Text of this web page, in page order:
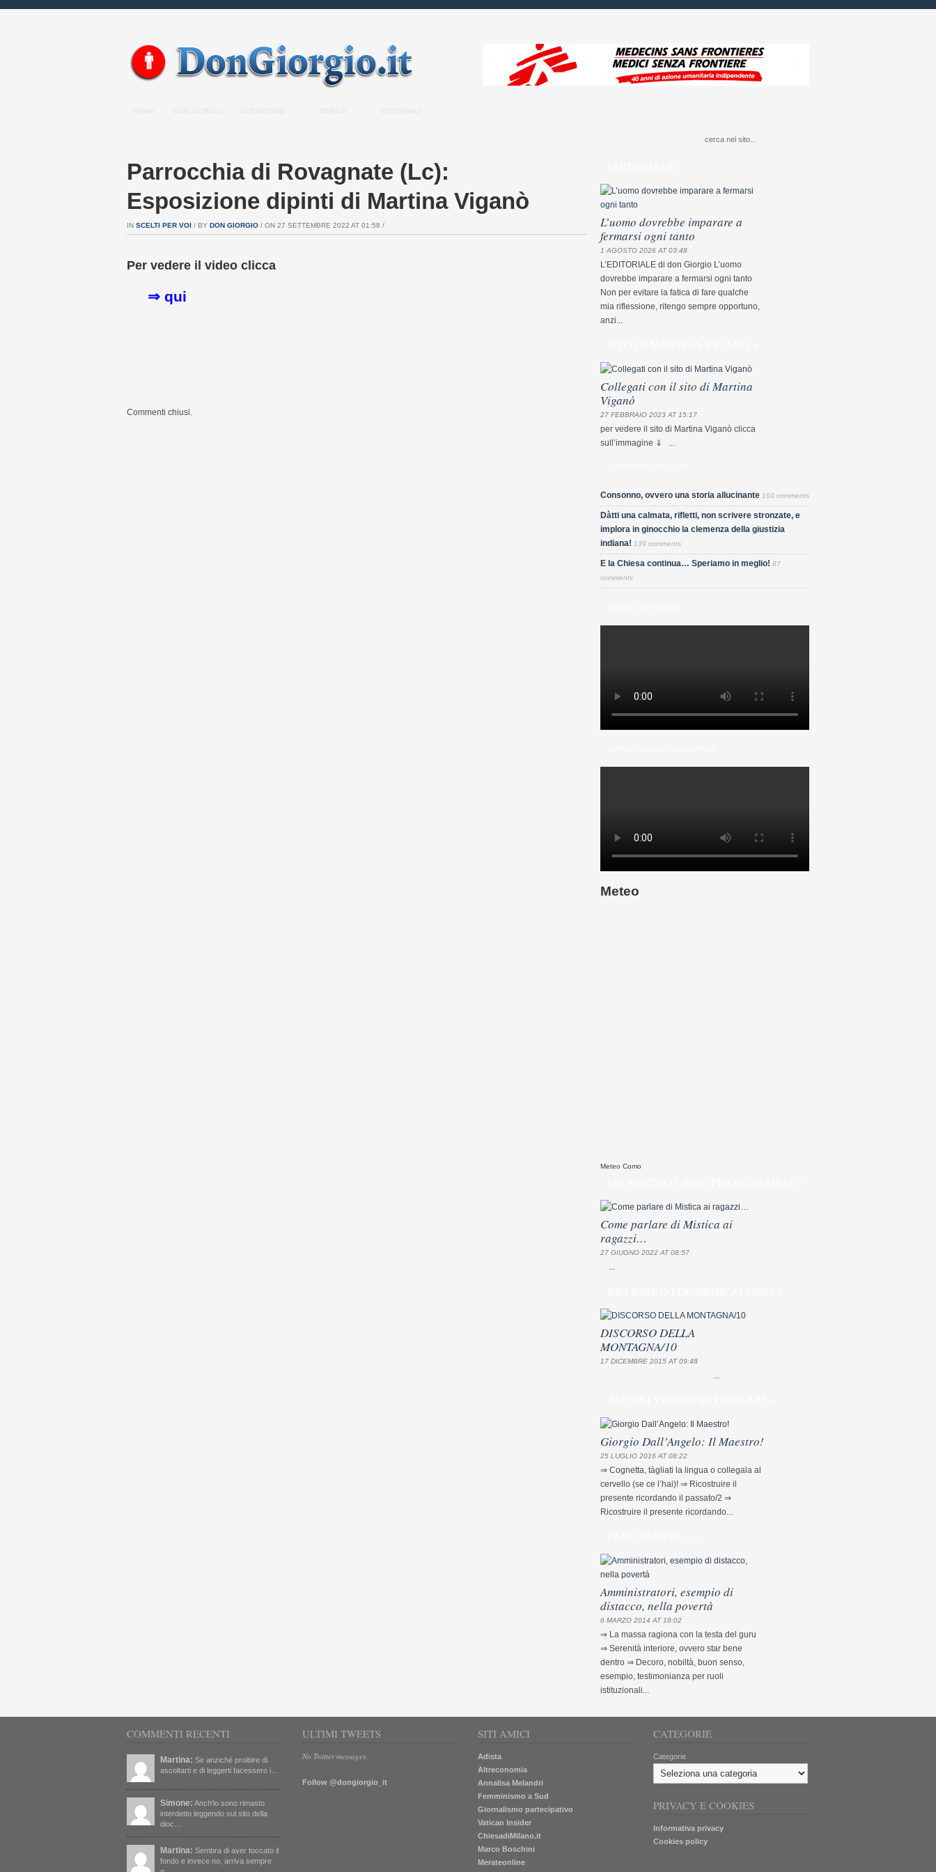
Parrocchia di Rovagnate (Lc):
Esposizione dipinti di Martina Viganò
IN SCELTI PER VOI / BY DON GIORGIO / ON 27 SETTEMBRE 2022 AT 01:58 /
Per vedere il video clicca
⇒ qui
Commenti chiusi.
L’uomo dovrebbe imparare a
fermarsi ogni tanto
1 AGOSTO 2026 AT 03:48
L’EDITORIALE di don Giorgio L’uomo
dovrebbe imparare a fermarsi ogni tanto
Non per evitare la fatica di fare qualche
mia riflessione, ritengo sempre opportuno,
anzi...
Collegati con il sito di Martina
Viganò
27 FEBBRAIO 2023 AT 15:17
per vedere il sito di Martina Viganò clicca
sull’immagine ⇓ ...
Consonno, ovvero una storia allucinante 160 comments
Dàtti una calmata, rifletti, non scrivere stronzate, e
implora in ginocchio la clemenza della giustizia
indiana! 139 comments
E la Chiesa continua… Speriamo in meglio! 87
comments
Meteo
Meteo Como
Come parlare di Mistica ai
ragazzi…
27 GIUGNO 2022 AT 08:57
...
DISCORSO DELLA
MONTAGNA/10
17 DICEMBRE 2015 AT 09:48
...
Giorgio Dall’Angelo: Il Maestro!
25 LUGLIO 2016 AT 08:22
⇒ Cognetta, tàgliati la lingua o collegala al
cervello (se ce l’hai)! ⇒ Ricostruire il
presente ricordando il passato/2 ⇒
Ricostruire il presente ricordando...
Amministratori, esempio di
distacco, nella povertà
6 MARZO 2014 AT 18:02
⇒ La massa ragiona con la testa del guru
⇒ Serenità interiore, ovvero star bene
dentro ⇒ Decoro, nobiltà, buon senso,
esempio, testimonianza per ruoli
istituzionali...
COMMENTI RECENTI
Martina: Se anziché proibire di
ascoltarti e di leggerti facessero i…
Simone: Anch'io sono rimasto
interdetto leggendo sul sito della
dioc…
Martina: Sembra di aver toccato il
fondo e invece no, arriva sempre
ULTIMI TWEETS
No Twitter messages.
Follow @dongiorgio_it
SITI AMICI
Adista
Altreconomia
Annalisa Melandri
Femminismo a Sud
Giornalismo partecipativo
Vatican Insider
ChiesadiMilano.it
Marco Boschini
Merateonline
CATEGORIE
Categorie
PRIVACY E COOKIES
Informativa privacy
Cookies policy